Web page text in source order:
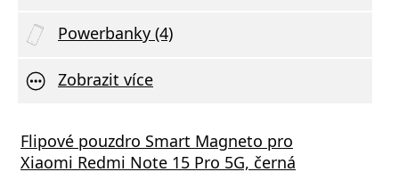
Powerbanky (4)
Zobrazit více
Flipové pouzdro Smart Magneto pro
Xiaomi Redmi Note 15 Pro 5G, černá